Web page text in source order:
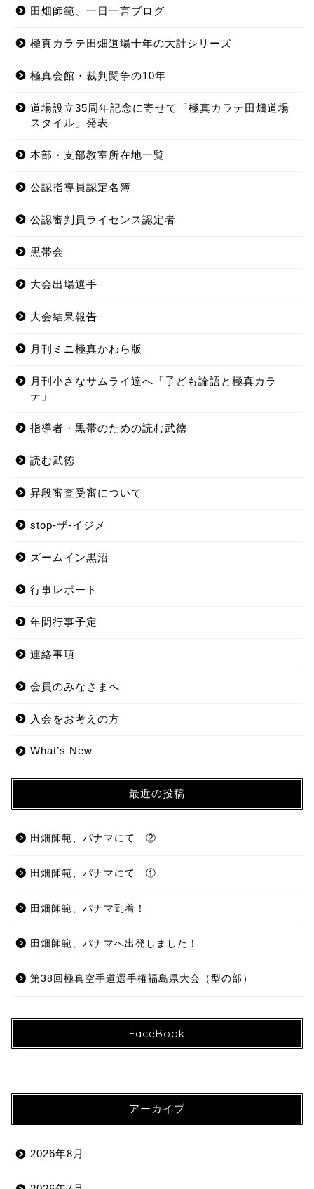
田畑師範、一日一言ブログ
極真カラテ田畑道場十年の大計シリーズ
極真会館・裁判闘争の10年
道場設立35周年記念に寄せて「極真カラテ田畑道場
スタイル」発表
本部・支部教室所在地一覧
公認指導員認定名簿
公認審判員ライセンス認定者
黒帯会
大会出場選手
大会結果報告
月刊ミニ極真かわら版
月刊小さなサムライ達へ「子ども論語と極真カラ
テ」
指導者・黒帯のための読む武徳
読む武徳
昇段審査受審について
stop-ザ-イジメ
ズームイン黒沼
行事レポート
年間行事予定
連絡事項
会員のみなさまへ
入会をお考えの方
What’s New
最近の投稿
田畑師範、パナマにて ②
田畑師範、パナマにて ①
田畑師範、パナマ到着！
田畑師範、パナマへ出発しました！
第38回極真空手道選手権福島県大会（型の部）
FaceBook
アーカイブ
2026年8月